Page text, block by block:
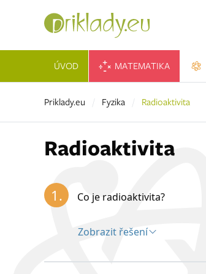
ÚVOD MATEMATIKA
Priklady.eu Fyzika Radioaktivita
Radioaktivita
1. Co je radioaktivita?
Zobrazit řešení